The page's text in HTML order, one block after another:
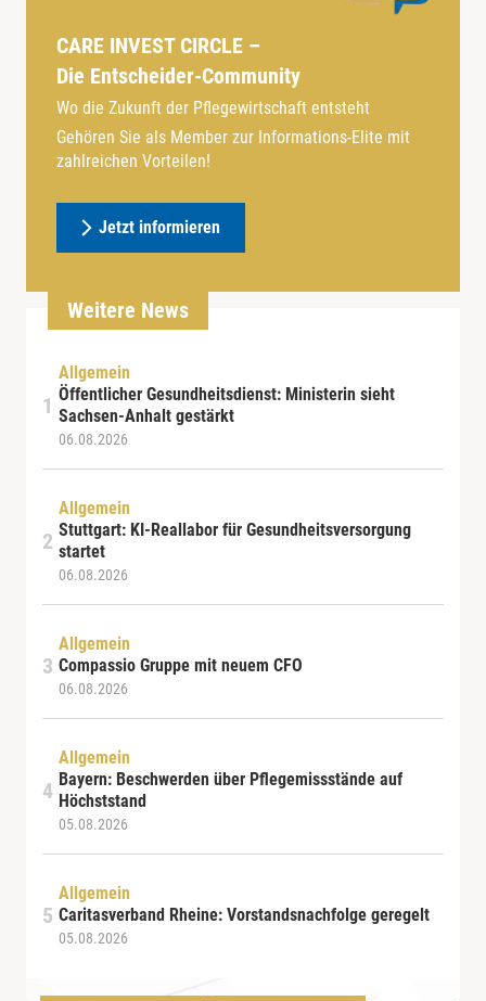
CARE INVEST CIRCLE –
Die Entscheider-Community
Wo die Zukunft der Pflegewirtschaft entsteht
Gehören Sie als Member zur Informations-Elite mit
zahlreichen Vorteilen!
Jetzt informieren
Weitere News
Allgemein
Öffentlicher Gesundheitsdienst: Ministerin sieht
Sachsen-Anhalt gestärkt
06.08.2026
Allgemein
Stuttgart: KI-Reallabor für Gesundheitsversorgung
startet
06.08.2026
Allgemein
Compassio Gruppe mit neuem CFO
06.08.2026
Allgemein
Bayern: Beschwerden über Pflegemissstände auf
Höchststand
05.08.2026
Allgemein
Caritasverband Rheine: Vorstandsnachfolge geregelt
05.08.2026